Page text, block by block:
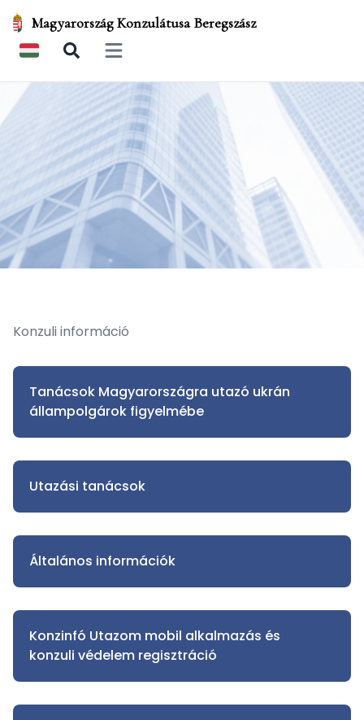
Magyarország Konzulátusa Beregszász
Open main menu
Konzuli információ
Tanácsok Magyarországra utazó ukrán
állampolgárok figyelmébe
Utazási tanácsok
Általános információk
Konzinfó Utazom mobil alkalmazás és
konzuli védelem regisztráció